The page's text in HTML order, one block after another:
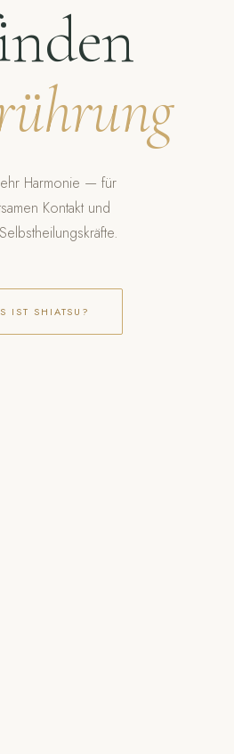
Harmonie — für
Kontakt und
IST SHIATSU?